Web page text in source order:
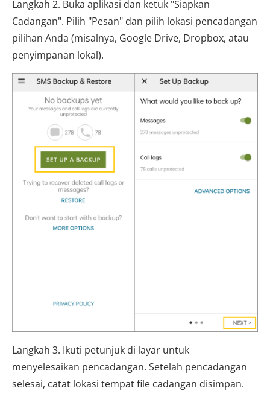
Langkah 2. Buka aplikasi dan ketuk "Siapkan
Cadangan". Pilih "Pesan" dan pilih lokasi pencadangan
pilihan Anda (misalnya, Google Drive, Dropbox, atau
penyimpanan lokal).
Langkah 3. Ikuti petunjuk di layar untuk
menyelesaikan pencadangan. Setelah pencadangan
selesai, catat lokasi tempat file cadangan disimpan.